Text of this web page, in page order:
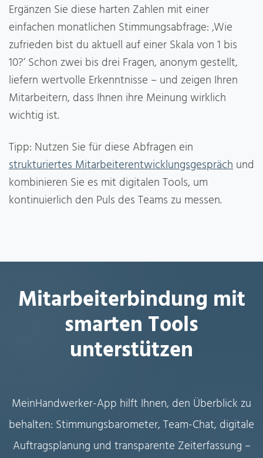
Ergänzen Sie diese harten Zahlen mit einer
einfachen monatlichen Stimmungsabfrage: ‚Wie
zufrieden bist du aktuell auf einer Skala von 1 bis
10?‘ Schon zwei bis drei Fragen, anonym gestellt,
liefern wertvolle Erkenntnisse – und zeigen Ihren
Mitarbeitern, dass Ihnen ihre Meinung wirklich
wichtig ist.
Tipp: Nutzen Sie für diese Abfragen ein
strukturiertes Mitarbeiterentwicklungsgespräch und
kombinieren Sie es mit digitalen Tools, um
kontinuierlich den Puls des Teams zu messen.
Mitarbeiterbindung mit
smarten Tools
unterstützen
MeinHandwerker-App hilft Ihnen, den Überblick zu
behalten: Stimmungsbarometer, Team-Chat, digitale
Auftragsplanung und transparente Zeiterfassung –